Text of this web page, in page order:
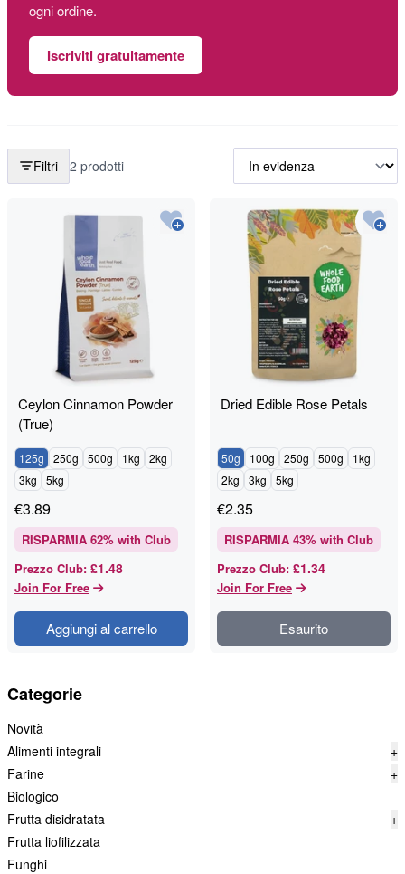
ogni ordine.
Iscriviti gratuitamente
Categorie
Novità
Alimenti integrali
+
Farine
+
Biologico
Frutta disidratata
+
Frutta liofilizzata
Funghi
Filtri 2 prodotti
Ceylon Cinnamon Powder
(True)
125g 250g 500g 1kg
2kg
3kg
5kg
€3.89
RISPARMIA 62% with Club
Prezzo Club: £1.48
Join For Free
Aggiungi al carrello
Dried Edible Rose Petals
50g 100g 250g 500g
1kg
2kg
3kg 5kg
€2.35
RISPARMIA 43% with Club
Prezzo Club: £1.34
Join For Free
Esaurito